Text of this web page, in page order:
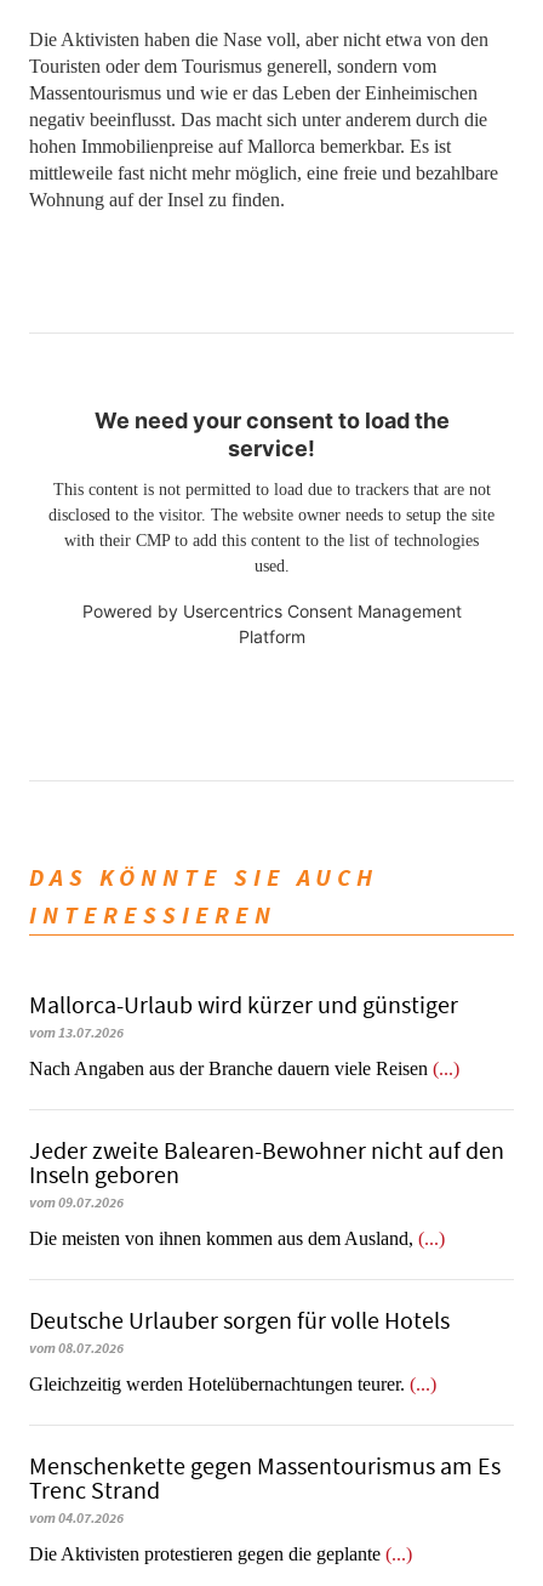
Die Aktivisten haben die Nase voll, aber nicht etwa von den
Touristen oder dem Tourismus generell, sondern vom
Massentourismus und wie er das Leben der Einheimischen
negativ beeinflusst. Das macht sich unter anderem durch die
hohen Immobilienpreise auf Mallorca bemerkbar. Es ist
mittleweile fast nicht mehr möglich, eine freie und bezahlbare
Wohnung auf der Insel zu finden.
We need your consent to load the
service!
This content is not permitted to load due to trackers that are not
disclosed to the visitor. The website owner needs to setup the site
with their CMP to add this content to the list of technologies
used.
Powered by Usercentrics Consent Management
Platform
DAS KÖNNTE SIE AUCH
INTERESSIEREN
Mallorca-Urlaub wird kürzer und günstiger
vom 13.07.2026
Nach Angaben aus der Branche dauern viele Reisen (...)
Jeder zweite Balearen-Bewohner nicht auf den
Inseln geboren
vom 09.07.2026
Die meisten von ihnen kommen aus dem Ausland, (...)
Deutsche Urlauber sorgen für volle Hotels
vom 08.07.2026
Gleichzeitig werden Hotelübernachtungen teurer. (...)
Menschenkette gegen Massentourismus am Es
Trenc Strand
vom 04.07.2026
Die Aktivisten protestieren gegen die geplante (...)